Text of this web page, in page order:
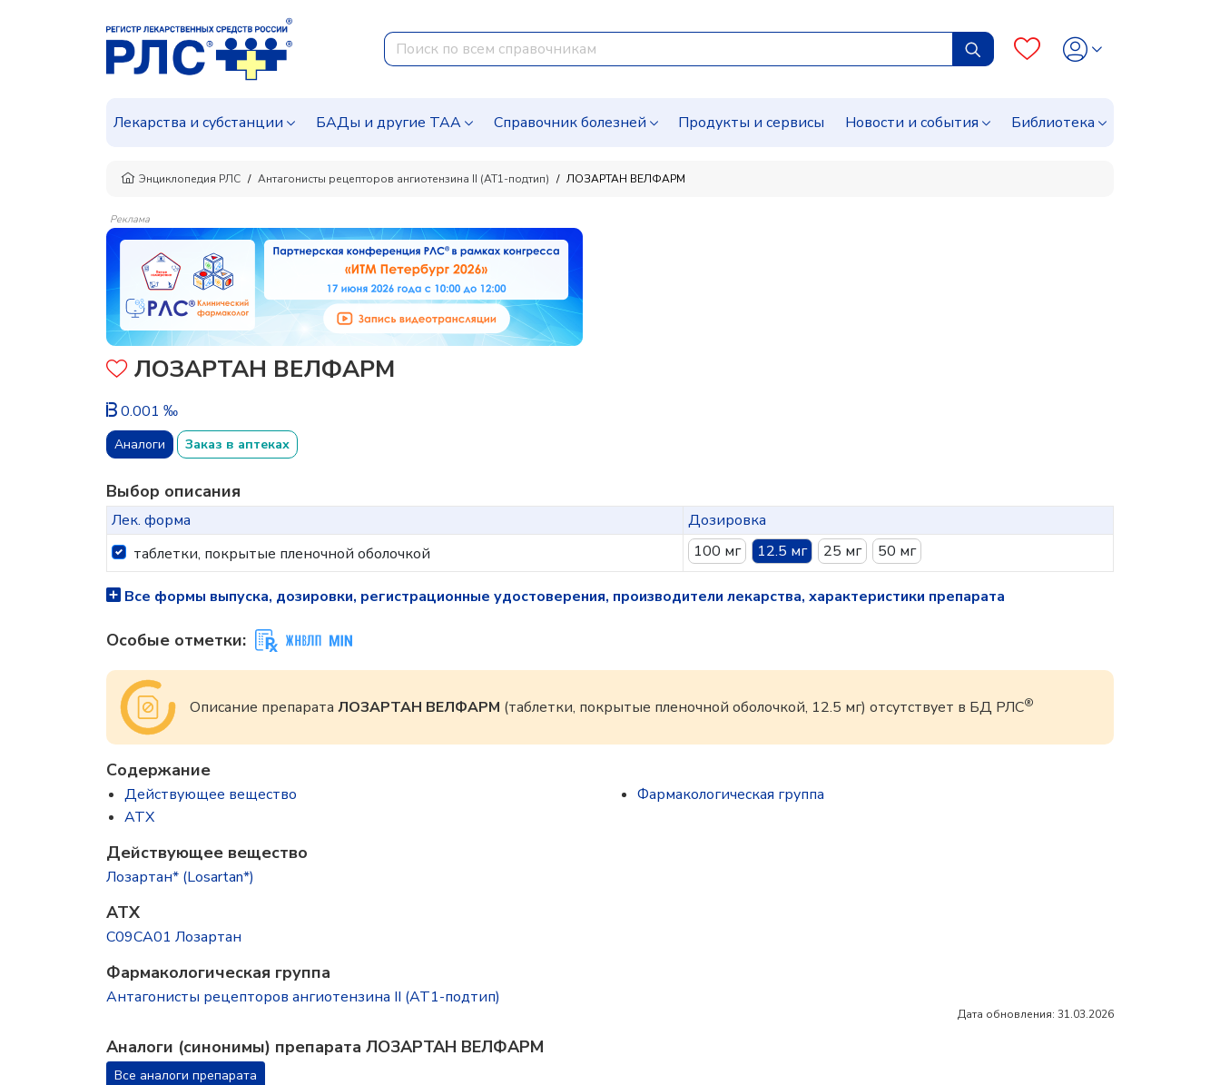
Лекарства и субстанции БАДы и другие ТАА Справочник болезней Продукты и сервисы Новости и события Библиотека
Энциклопедия РЛС Антагонисты рецепторов ангиотензина II (AT1-подтип) ЛОЗАРТАН ВЕЛФАРМ
Реклама
ЛОЗАРТАН ВЕЛФАРМ
0.001 ‰
Аналоги Заказ в аптеках
Выбор описания
Лек. форма
Дозировка
таблетки, покрытые пленочной оболочкой
100 мг 12.5 мг 25 мг 50 мг
Все формы выпуска, дозировки, регистрационные удостоверения, производители лекарства, характеристики препарата
Особые отметки:
Описание препарата ЛОЗАРТАН ВЕЛФАРМ (таблетки, покрытые пленочной оболочкой, 12.5 мг) отсутствует в БД РЛС®
Содержание
Действующее вещество
ATX
Фармакологическая группа
Действующее вещество
Лозартан* (Losartan*)
ATX
C09CA01 Лозартан
Фармакологическая группа
Антагонисты рецепторов ангиотензина II (AT1-подтип)
Дата обновления: 31.03.2026
Аналоги (синонимы) препарата ЛОЗАРТАН ВЕЛФАРМ
Все аналоги препарата